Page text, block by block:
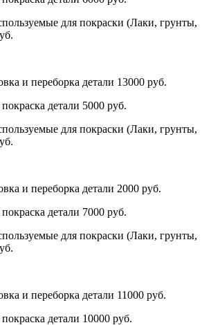
для покраски (Лаки, грунты,
и переборка детали 13000 руб.
детали 5000 руб.
для покраски (Лаки, грунты,
и переборка детали 2000 руб.
детали 7000 руб.
для покраски (Лаки, грунты,
и переборка детали 11000 руб.
детали 10000 руб.